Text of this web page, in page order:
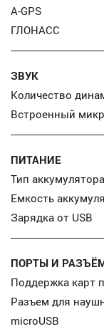
A-GPS
ГЛОНАСС
ЗВУК
Количество
Встроенный
ПИТАНИЕ
Тип аккумулятора
Емкость
Зарядка от USB
ПОРТЫ И
Поддержка карт
Разъем для
microUSB